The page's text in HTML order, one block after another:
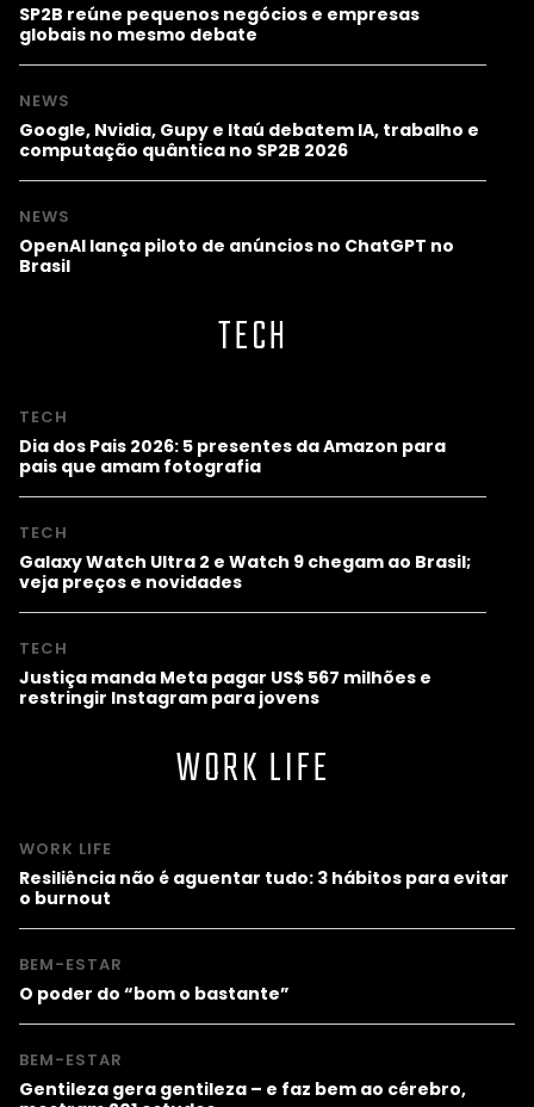
SP2B reúne pequenos negócios e empresas
globais no mesmo debate
NEWS
Google, Nvidia, Gupy e Itaú debatem IA, trabalho e
computação quântica no SP2B 2026
NEWS
OpenAI lança piloto de anúncios no ChatGPT no
Brasil
TECH
TECH
Dia dos Pais 2026: 5 presentes da Amazon para
pais que amam fotografia
TECH
Galaxy Watch Ultra 2 e Watch 9 chegam ao Brasil;
veja preços e novidades
TECH
Justiça manda Meta pagar US$ 567 milhões e
restringir Instagram para jovens
WORK LIFE
WORK LIFE
Resiliência não é aguentar tudo: 3 hábitos para evitar
o burnout
BEM-ESTAR
O poder do “bom o bastante”
BEM-ESTAR
Gentileza gera gentileza – e faz bem ao cérebro,